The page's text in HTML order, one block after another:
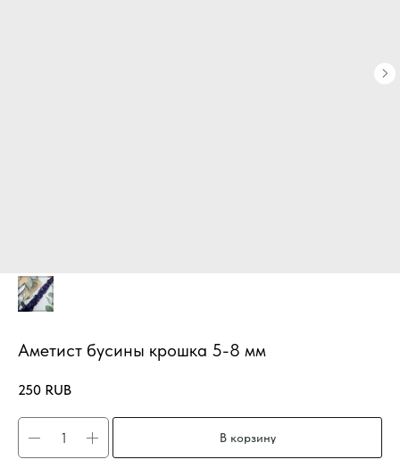
Аметист бусины крошка 5-8 мм
250 RUB
В корзину